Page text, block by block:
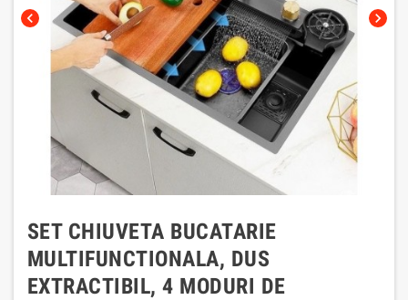
chevron_left chevron_right
SET CHIUVETA BUCATARIE
MULTIFUNCTIONALA, DUS
EXTRACTIBIL, 4 MODURI DE